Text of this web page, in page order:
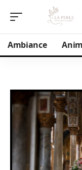
Ambiance